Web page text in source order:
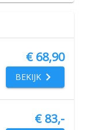
€ 68,90
BEKIJK
€ 83,-